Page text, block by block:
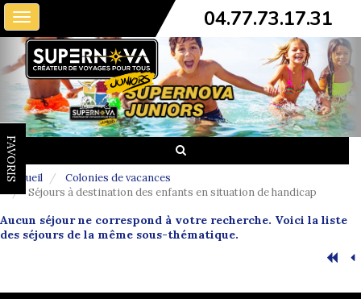
Toggle
navigation
04.77.73.17.31
FAVORIS
Accueil
Colonies de vacances
Séjours à destination des enfants en situation de handicap
Aucun séjour ne correspond à votre recherche. Voici la liste
des séjours de la même sous-thématique.